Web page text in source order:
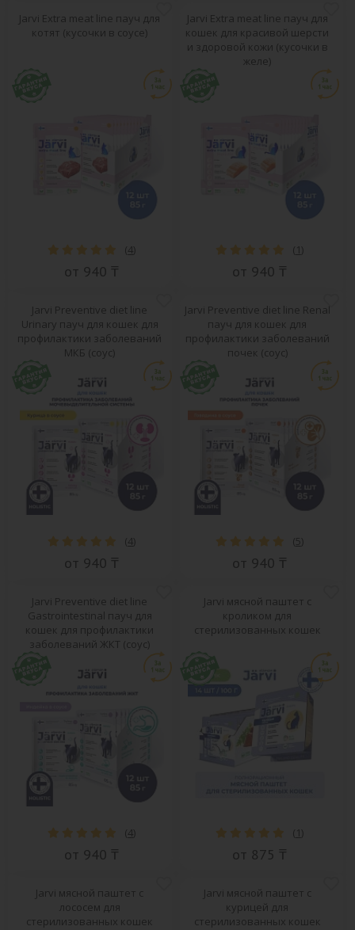
Jarvi Extra meat line пауч для
котят (кусочки в соусе)
(4)
от 940 ₸
Jarvi Extra meat line пауч для
кошек для красивой шерсти
и здоровой кожи (кусочки в
желе)
( 1)
от 940 ₸
Jarvi Preventive diet line
Urinary пауч для кошек для
профилактики заболеваний
МКБ (соус)
(4)
от 940 ₸
Jarvi Preventive diet line Renal
пауч для кошек для
профилактики заболеваний
почек (соус)
(5)
от 940 ₸
Jarvi Preventive diet line
Gastrointestinal пауч для
кошек для профилактики
заболеваний ЖКТ (соус)
(4)
от 940 ₸
Jarvi мясной паштет с
кроликом для
стерилизованных кошек
( 1)
от 875 ₸
Jarvi мясной паштет с
лососем для
стерилизованных кошек
Jarvi мясной паштет с
курицей для
стерилизованных кошек